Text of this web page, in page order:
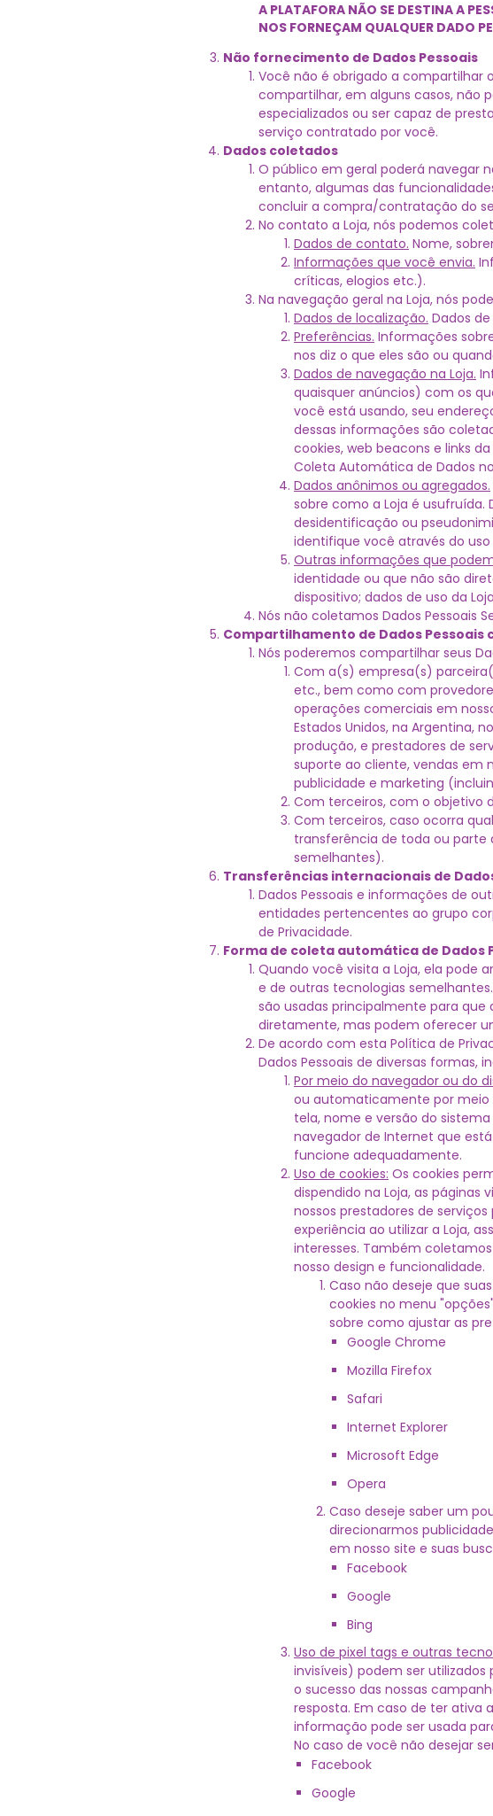
A PLATAFORA NÃO SE DESTINA A
NOS FORNEÇAM QUALQUER DADO
Não fornecimento de Dados Pessoais
Você não é obrigado a compartilhar
compartilhar, em alguns casos, não
especializados ou ser capaz de
serviço contratado por você.
Dados coletados
O público em geral poderá navegar
entanto, algumas das
concluir a compra/contratação do
No contato a Loja, nós podemos
Dados de contato. Nome,
Informações que você envia.
críticas, elogios etc.).
Na navegação geral na Loja, nós
Dados de localização. Dados
Preferências. Informações
nos diz o que eles são ou
Dados de navegação na Loja.
quaisquer anúncios) com os
você está usando, seu
dessas informações são
cookies, web beacons e links
Coleta Automática de Dados
Dados anônimos ou agregados.
sobre como a Loja é
desidentificação ou
identifique você através do
Outras informações que
identidade ou que não são
dispositivo; dados de uso da
Nós não coletamos Dados Pessoais
Compartilhamento de Dados Pessoais
Nós poderemos compartilhar seus
Com a(s) empresa(s)
etc., bem como com
operações comerciais em
Estados Unidos, na Argentina,
produção, e prestadores de
suporte ao cliente, vendas em
publicidade e marketing
Com terceiros, com o objetivo
Com terceiros, caso ocorra
transferência de toda ou parte
semelhantes).
Transferências internacionais de
Dados Pessoais e informações de
entidades pertencentes ao grupo
de Privacidade.
Forma de coleta automática de Dados
Quando você visita a Loja, ela pode
e de outras tecnologias
são usadas principalmente para
diretamente, mas podem oferecer
De acordo com esta Política de
Dados Pessoais de diversas formas,
Por meio do navegador ou do
ou automaticamente por meio
tela, nome e versão do
navegador de Internet que
funcione adequadamente.
Uso de cookies: Os cookies
dispendido na Loja, as páginas
nossos prestadores de
experiência ao utilizar a Loja,
interesses. Também
nosso design e funcionalidade.
Caso não deseje que
cookies no menu
sobre como ajustar as
Google Chrome
Mozilla Firefox
Safari
Internet Explorer
Microsoft Edge
Opera
Caso deseje saber um
direcionarmos
em nosso site e suas
Facebook
Google
Bing
Uso de pixel tags e outras
invisíveis) podem ser
o sucesso das nossas
resposta. Em caso de ter ativa
informação pode ser usada
No caso de você não desejar
Facebook
Google